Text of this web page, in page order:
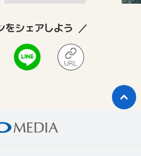
をシェアしよう